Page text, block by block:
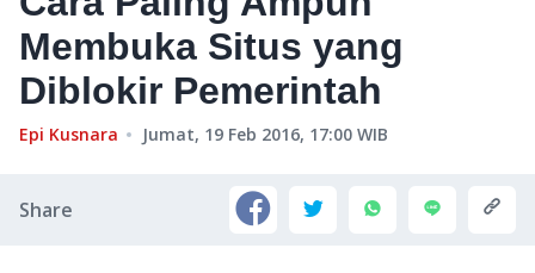
Membuka Situs yang
Diblokir Pemerintah
Epi Kusnara Jumat, 19 Feb 2016, 17:00 WIB
Share